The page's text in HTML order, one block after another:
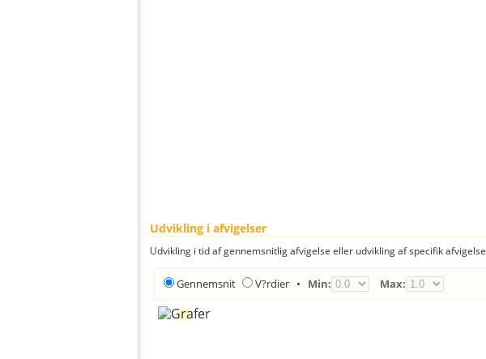
Udvikling i afvigelser
Udvikling i tid af gennemsnitlig afvigelse eller udvikling af specifik afvigelse
Gennemsnit V?rdier • Min: Max: